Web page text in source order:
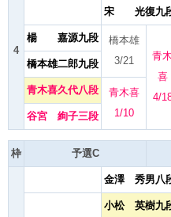
4
宋 光復九
楊 嘉源九段
橋本雄
3/21
青木
喜
4/
橋本雄二郎九段
青木喜久代八段
青木喜
1/10
谷宮 絢子三段
枠 予選C
金澤 秀男八
小松 英樹九